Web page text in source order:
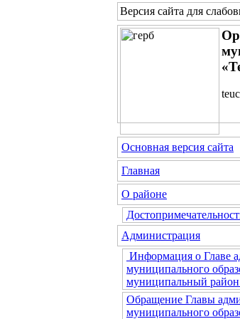
Версия сайта для
Основная версия сайта
Главная
О районе
Администрация
Информация о Главе
муниципального
муниципальный
Обращение Главы
муниципального